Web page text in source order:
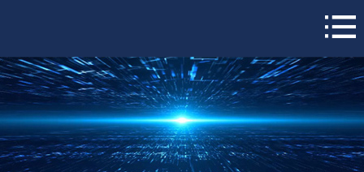
铝型材
铝配件
全部产品